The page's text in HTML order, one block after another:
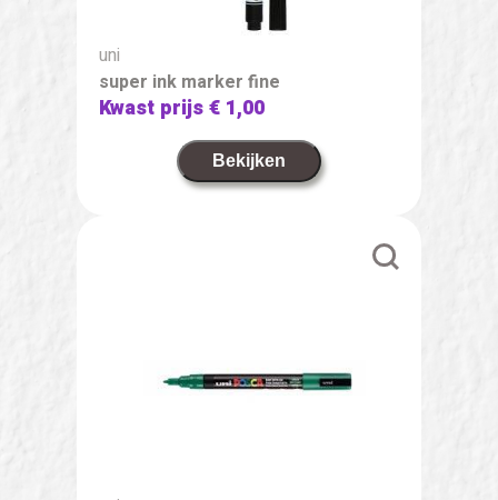
uni
super ink marker fine
Kwast prijs€ 1,00
Bekijken